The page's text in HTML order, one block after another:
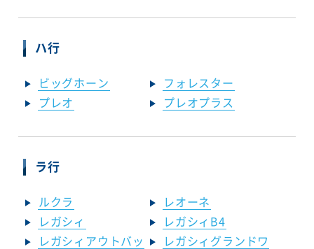
ハ行
ビッグホーン
フォレスター
プレオ
プレオプラス
ラ行
ルクラ
レオーネ
レガシィ
レガシィB4
レガシィアウトバッ
レガシィグランドワ